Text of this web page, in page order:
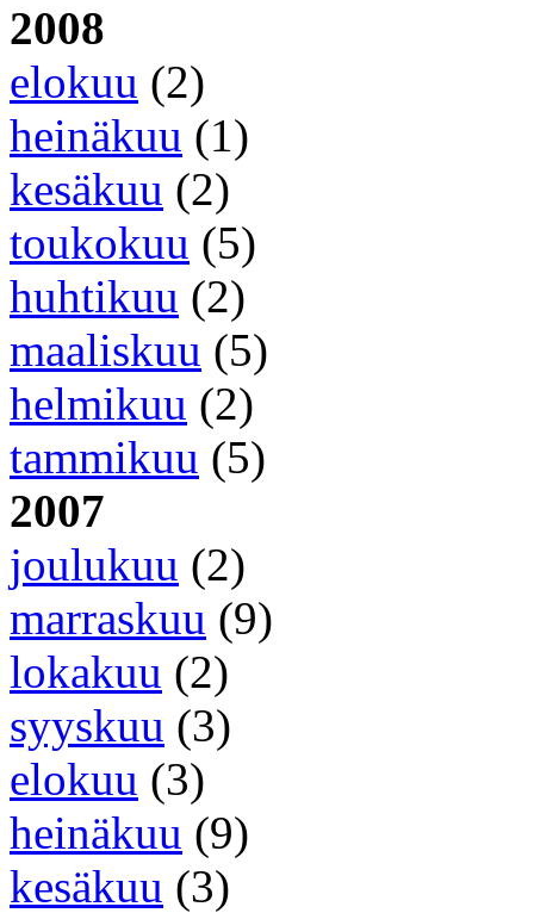
2008
elokuu (2)
heinäkuu (1)
kesäkuu (2)
toukokuu (5)
huhtikuu (2)
maaliskuu (5)
helmikuu (2)
tammikuu (5)
2007
joulukuu (2)
marraskuu (9)
lokakuu (2)
syyskuu (3)
elokuu (3)
heinäkuu (9)
kesäkuu (3)